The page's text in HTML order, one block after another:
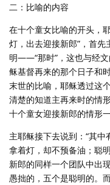
二：比喻的内容
在十个童女比喻的开头，
灯，出去迎接新郎”，首
明——“那时”，这也与经文
稣基督再来的那个日子和
末世的比喻，耶稣透过这
清楚的知道主再来时的情
十个童女迎接新郎的情形一
主耶稣接下去说到：“其
拿着灯，却不预备油；聪
新郎的同样一个团队中出
愚拙的，五个是聪明的。